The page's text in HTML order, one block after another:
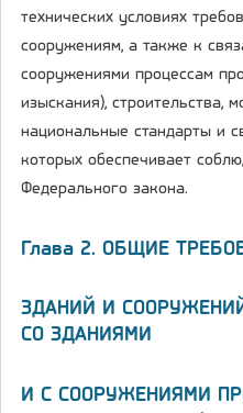
технических условиях
сооружениям, а также к
сооружениями процессам
изыскания), строительства,
национальные стандарты и
которых обеспечивает
Федерального закона.
Глава 2. ОБЩИЕ
ЗДАНИЙ И
СО ЗДАНИЯМИ
И С СООРУЖЕНИЯМИ